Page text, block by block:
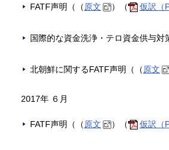
FATF声明（（ 原文 ）（ 仮訳（
国際的な資金洗浄・テロ資金供与
北朝鮮に関するFATF声明（（ 原文
2017年 ６月
FATF声明（（ 原文 ）（ 仮訳（